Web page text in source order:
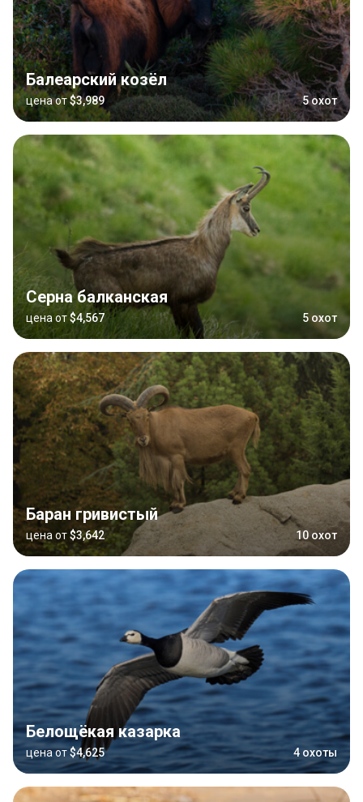
Балеарский козёл
цена от$3,989 5 охот
Серна балканская
цена от$4,567 5 охот
Баран гривистый
цена от$3,642 10 охот
Белощёкая казарка
цена от$4,625 4 охоты